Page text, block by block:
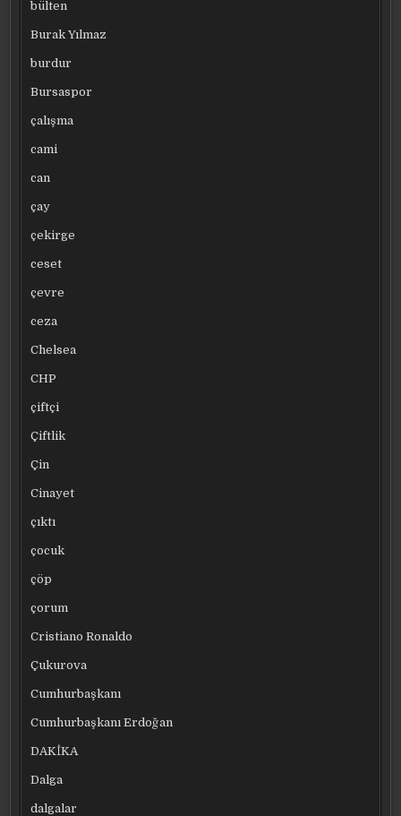
bülten
Burak Yılmaz
burdur
Bursaspor
çalışma
cami
can
çay
çekirge
ceset
çevre
ceza
Chelsea
CHP
çiftçi
Çiftlik
Çin
Cinayet
çıktı
çocuk
çöp
çorum
Cristiano Ronaldo
Çukurova
Cumhurbaşkanı
Cumhurbaşkanı Erdoğan
DAKİKA
Dalga
dalgalar